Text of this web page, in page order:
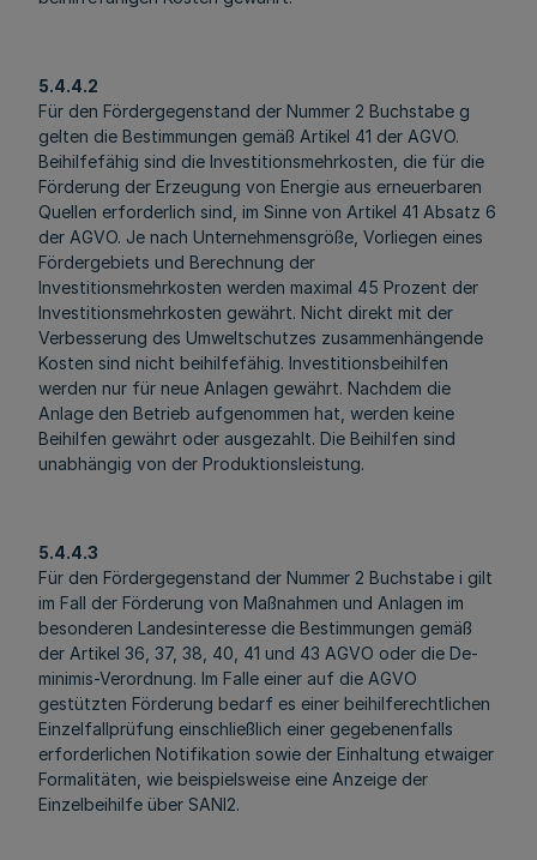
5.4.4.2
Für den Fördergegenstand der Nummer 2 Buchstabe g
gelten die Bestimmungen gemäß Artikel 41 der AGVO.
Beihilfefähig sind die Investitionsmehrkosten, die für die
Förderung der Erzeugung von Energie aus erneuerbaren
Quellen erforderlich sind, im Sinne von Artikel 41 Absatz 6
der AGVO. Je nach Unternehmensgröße, Vorliegen eines
Fördergebiets und Berechnung der
Investitionsmehrkosten werden maximal 45 Prozent der
Investitionsmehrkosten gewährt. Nicht direkt mit der
Verbesserung des Umweltschutzes zusammenhängende
Kosten sind nicht beihilfefähig. Investitionsbeihilfen
werden nur für neue Anlagen gewährt. Nachdem die
Anlage den Betrieb aufgenommen hat, werden keine
Beihilfen gewährt oder ausgezahlt. Die Beihilfen sind
unabhängig von der Produktionsleistung.
5.4.4.3
Für den Fördergegenstand der Nummer 2 Buchstabe i gilt
im Fall der Förderung von Maßnahmen und Anlagen im
besonderen Landesinteresse die Bestimmungen gemäß
der Artikel 36, 37, 38, 40, 41 und 43 AGVO oder die De-
minimis-Verordnung. Im Falle einer auf die AGVO
gestützten Förderung bedarf es einer beihilferechtlichen
Einzelfallprüfung einschließlich einer gegebenenfalls
erforderlichen Notifikation sowie der Einhaltung etwaiger
Formalitäten, wie beispielsweise eine Anzeige der
Einzelbeihilfe über SANI2.